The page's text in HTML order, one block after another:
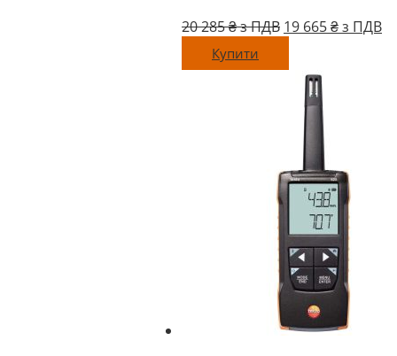
20 285₴ з ПДВ Оригінальна
285 ₴
ПДВ.
19 665₴ з ПДВ
Купити